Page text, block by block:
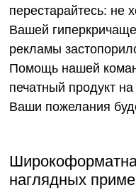
перестарайтесь: не
Вашей
рекламы
Помощь нашей
печатный продукт
Ваши пожелания
наглядных